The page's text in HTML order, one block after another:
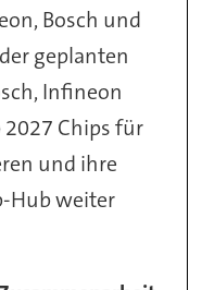
Bosch und
geplanten
Infineon
2027 Chips für
und ihre
Hub weiter